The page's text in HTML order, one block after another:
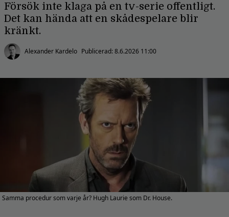
Försök inte klaga på en tv-serie offentligt.
Det kan hända att en skådespelare blir
kränkt.
Alexander Kardelo Publicerad:8.6.2026 11:00
Samma procedur som varje år? Hugh Laurie som Dr. House.